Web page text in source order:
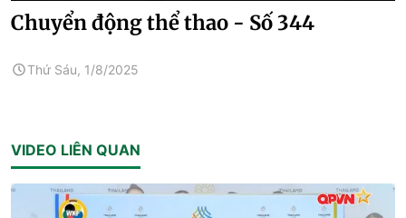
Chuyển động thể thao - Số 344
Thứ Sáu, 1/8/2025
VIDEO LIÊN QUAN